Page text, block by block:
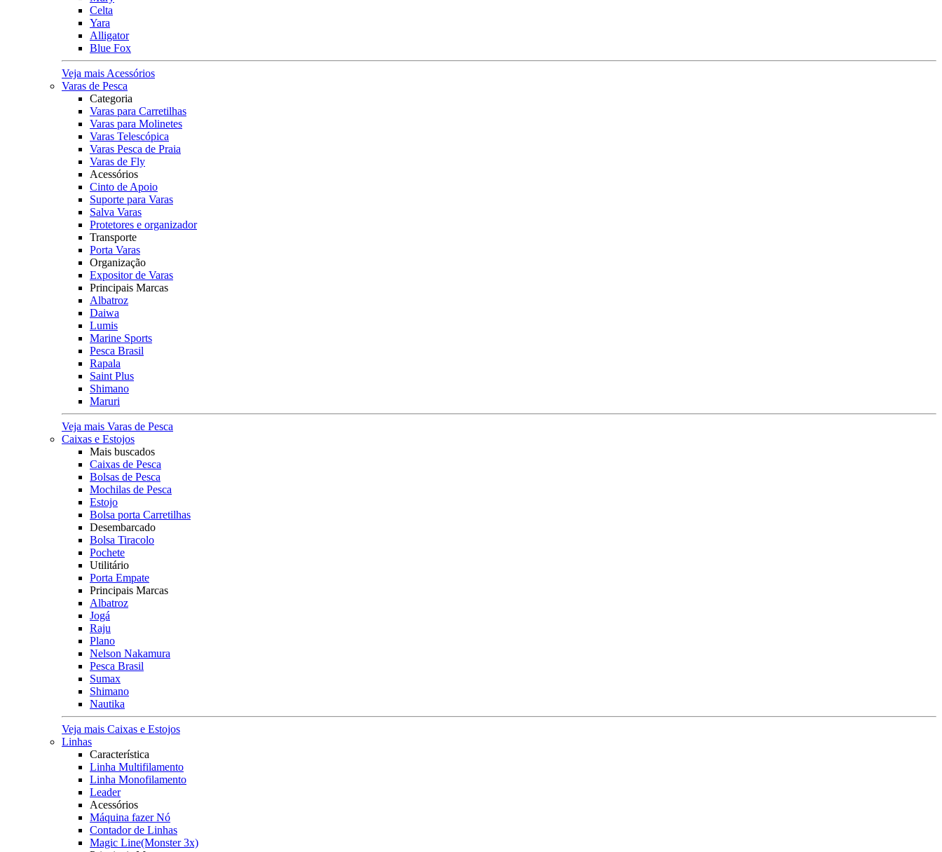
Celta
Yara
Alligator
Blue Fox
Veja mais Acessórios
Varas de Pesca
Categoria
Varas para Carretilhas
Varas para Molinetes
Varas Telescópica
Varas Pesca de Praia
Varas de Fly
Acessórios
Cinto de Apoio
Suporte para Varas
Salva Varas
Protetores e organizador
Transporte
Porta Varas
Organização
Expositor de Varas
Principais Marcas
Albatroz
Daiwa
Lumis
Marine Sports
Pesca Brasil
Rapala
Saint Plus
Shimano
Maruri
Veja mais Varas de Pesca
Caixas e Estojos
Mais buscados
Caixas de Pesca
Bolsas de Pesca
Mochilas de Pesca
Estojo
Bolsa porta Carretilhas
Desembarcado
Bolsa Tiracolo
Pochete
Utilitário
Porta Empate
Principais Marcas
Albatroz
Jogá
Raju
Plano
Nelson Nakamura
Pesca Brasil
Sumax
Shimano
Nautika
Veja mais Caixas e Estojos
Linhas
Característica
Linha Multifilamento
Linha Monofilamento
Leader
Acessórios
Máquina fazer Nó
Contador de Linhas
Magic Line(Monster 3x)